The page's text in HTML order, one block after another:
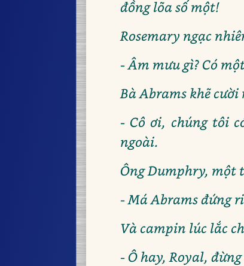
đồng lõa số một!
Rosemary ngạc
- Âm mưu gì? Có
Bà Abrams khẽ
- Cô ơi, chúng tôi
ngoài.
Ông Dumphry,
- Má Abrams đứng
Và campin lúc lắc
- Ô hay, Royal,